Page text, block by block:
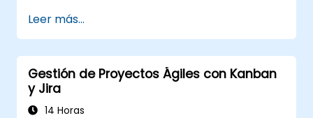
eficiente siguiendo las mejores prácticas.
Optimizar el uso del almacenamiento de
Jira e implementar estrategias de gestión
de datos.
Leer más...
Gestión de Proyectos Ágiles con Kanban
y Jira
14 Horas